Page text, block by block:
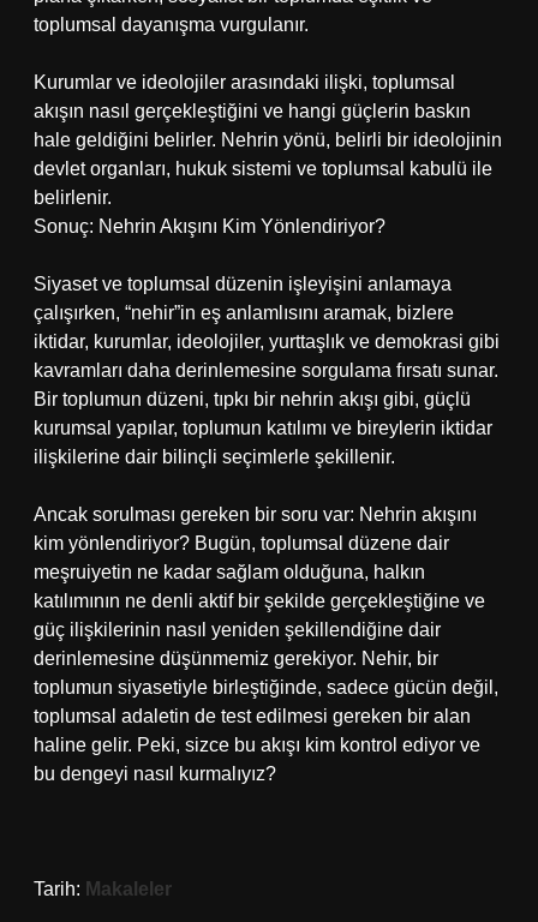
toplumsal dayanışma vurgulanır.
Kurumlar ve ideolojiler arasındaki ilişki, toplumsal
akışın nasıl gerçekleştiğini ve hangi güçlerin baskın
hale geldiğini belirler. Nehrin yönü, belirli bir ideolojinin
devlet organları, hukuk sistemi ve toplumsal kabulü ile
belirlenir.
Sonuç: Nehrin Akışını Kim Yönlendiriyor?
Siyaset ve toplumsal düzenin işleyişini anlamaya
çalışırken, “nehir”in eş anlamlısını aramak, bizlere
iktidar, kurumlar, ideolojiler, yurttaşlık ve demokrasi gibi
kavramları daha derinlemesine sorgulama fırsatı sunar.
Bir toplumun düzeni, tıpkı bir nehrin akışı gibi, güçlü
kurumsal yapılar, toplumun katılımı ve bireylerin iktidar
ilişkilerine dair bilinçli seçimlerle şekillenir.
Ancak sorulması gereken bir soru var: Nehrin akışını
kim yönlendiriyor? Bugün, toplumsal düzene dair
meşruiyetin ne kadar sağlam olduğuna, halkın
katılımının ne denli aktif bir şekilde gerçekleştiğine ve
güç ilişkilerinin nasıl yeniden şekillendiğine dair
derinlemesine düşünmemiz gerekiyor. Nehir, bir
toplumun siyasetiyle birleştiğinde, sadece gücün değil,
toplumsal adaletin de test edilmesi gereken bir alan
haline gelir. Peki, sizce bu akışı kim kontrol ediyor ve
bu dengeyi nasıl kurmalıyız?
Tarih: Makaleler